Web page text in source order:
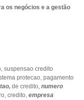
os negócios e a gestão
suspensao credito
protecao, pagamento
de credito, numero
credito, empresa